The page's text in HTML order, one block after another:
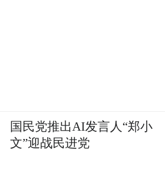
国民党推出AI发言人“郑小
文”迎战民进党